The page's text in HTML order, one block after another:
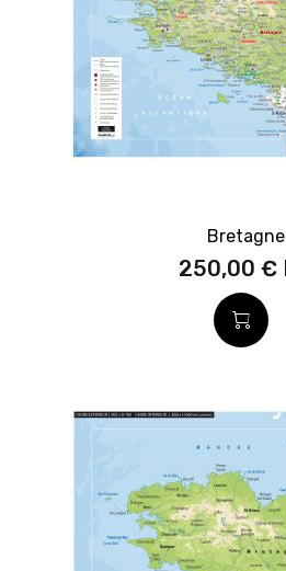
Bretagne
250,00 €